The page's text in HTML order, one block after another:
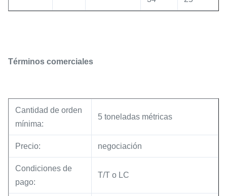
Términos comerciales
Cantidad de orden
mínima:
5 toneladas métricas
Precio: negociación
Condiciones de
pago:
T/T o LC